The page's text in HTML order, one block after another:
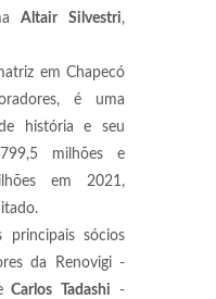
Altair Silvestri,
em Chapecó
é uma
história e seu
milhões e
em 2021,
sócios
da Renovigi -
Carlos Tadashi -